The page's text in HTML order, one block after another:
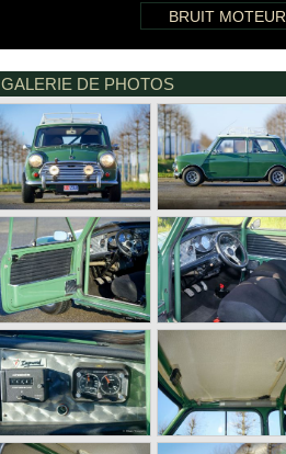
BRUIT MOTEUR
GALERIE DE PHOTOS